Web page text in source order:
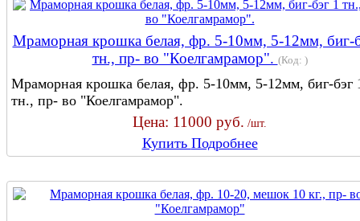
Мраморная крошка белая, фр. 5-10мм, 5-12мм, биг-
тн., пр- во "Коелгамрамор". (Код: )
Мраморная крошка белая, фр. 5-10мм, 5-12мм, биг-бэг
тн., пр- во "Коелгамрамор".
Цена: 11000 руб. /шт.
Купить Подробнее